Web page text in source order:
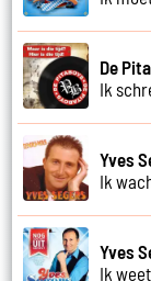
De
Ik
Yves
Ik
Yves
Ik